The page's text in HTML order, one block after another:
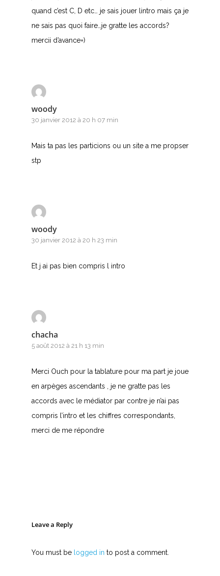
quand c’est C, D etc… je sais jouer lintro mais ça je
ne sais pas quoi faire…je gratte les accords?
mercii d’avance=)
woody
30 janvier 2012 à 20 h 07 min
Mais ta pas les particions ou un site a me propser
stp
woody
30 janvier 2012 à 20 h 23 min
Et j ai pas bien compris l intro
chacha
5 août 2012 à 21 h 13 min
Merci Ouch pour la tablature pour ma part je joue
en arpèges ascendants , je ne gratte pas les
accords avec le médiator par contre je n’ai pas
compris l’intro et les chiffres correspondants,
merci de me répondre
Leave a Reply
You must be logged in to post a comment.